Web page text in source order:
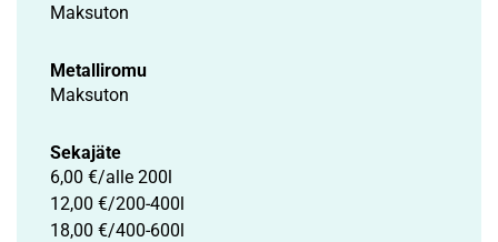
Maksuton
Metalliromu
Maksuton
Sekajäte
6,00 €/alle 200l
12,00 €/200-400l
18,00 €/400-600l